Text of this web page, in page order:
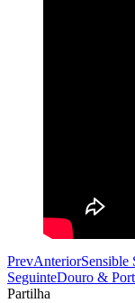
PrevAnteriorSensible
SeguinteDouro &
Partilha